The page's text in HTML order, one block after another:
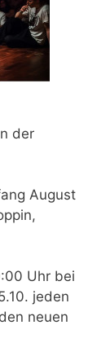
der
August
Uhr bei
jeden
neuen